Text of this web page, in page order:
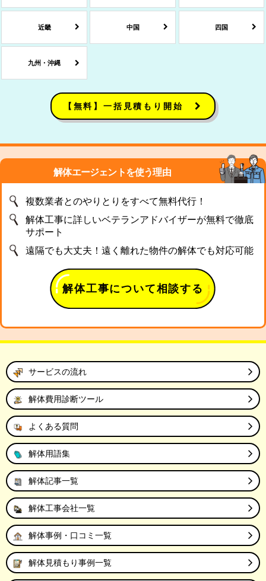
近畿 中国 四国
九州・沖縄
【無料】一括見積もり開始
解体エージェントを使う理由
複数業者とのやりとりをすべて無料代行！
解体工事に詳しいベテランアドバイザーが無料で徹底
サポート
遠隔でも大丈夫！遠く離れた物件の解体でも対応可能
解体工事について相談する
サービスの流れ
解体費用診断ツール
よくある質問
解体用語集
解体記事一覧
解体工事会社一覧
解体事例・口コミ一覧
解体見積もり事例一覧